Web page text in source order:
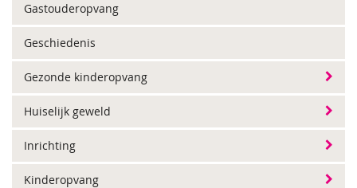
Gastouderopvang
Geschiedenis
Gezonde kinderopvang
Huiselijk geweld
Inrichting
Kinderopvang